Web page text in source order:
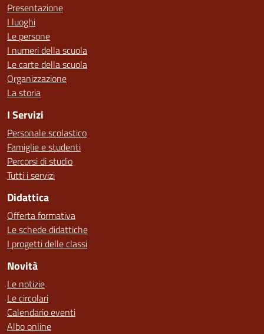
Presentazione
I luoghi
Le persone
I numeri della scuola
Le carte della scuola
Organizzazione
La storia
I Servizi
Personale scolastico
Famiglie e studenti
Percorsi di studio
Tutti i servizi
Didattica
Offerta formativa
Le schede didattiche
I progetti delle classi
Novità
Le notizie
Le circolari
Calendario eventi
Albo online